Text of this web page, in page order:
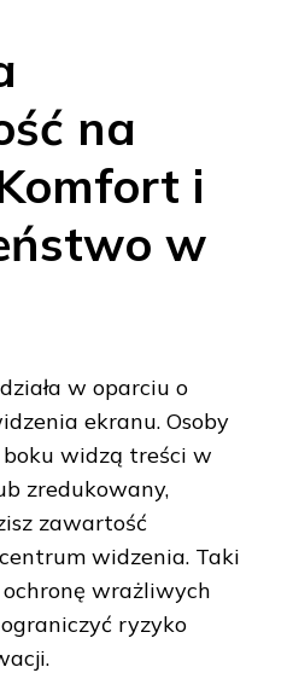
na
i
w
w oparciu o
ekranu. Osoby
widzą treści w
zredukowany,
zawartość
widzenia. Taki
wrażliwych
ryzyko